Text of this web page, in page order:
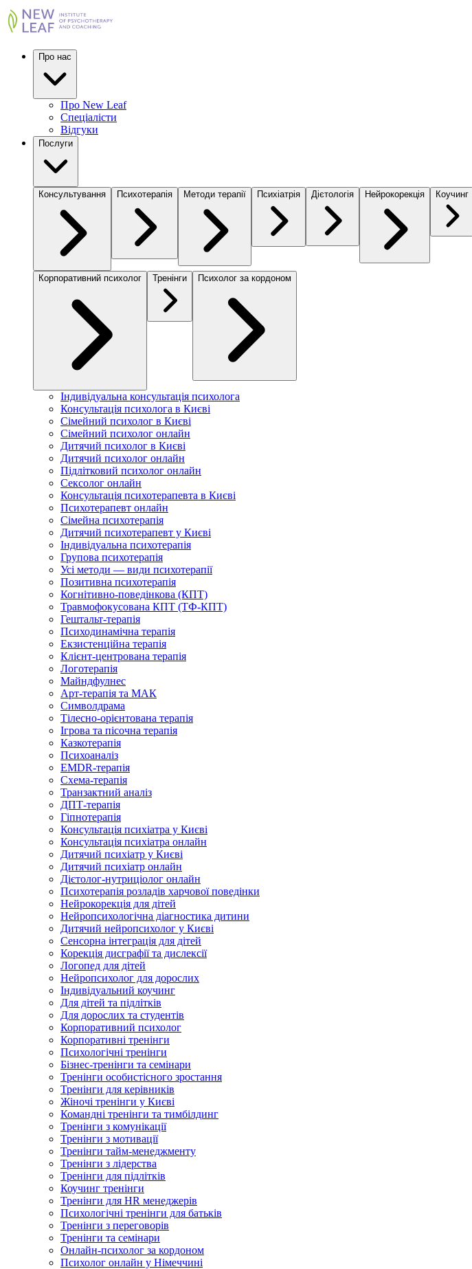
Про нас
Про New Leaf
Спеціалісти
Відгуки
Послуги
Консультування Психотерапія Методи терапії Психіатрія Дієтологія Нейрокорекція Коучинг
Корпоративний психолог Тренінги Психолог за кордоном
Індивідуальна консультація психолога
Консультація психолога в Києві
Сімейний психолог в Києві
Сімейний психолог онлайн
Дитячий психолог в Києві
Дитячий психолог онлайн
Підлітковий психолог онлайн
Сексолог онлайн
Консультація психотерапевта в Києві
Психотерапевт онлайн
Сімейна психотерапія
Дитячий психотерапевт у Києві
Індивідуальна психотерапія
Групова психотерапія
Усі методи — види психотерапії
Позитивна психотерапія
Когнітивно-поведінкова (КПТ)
Травмофокусована КПТ (ТФ-КПТ)
Гештальт-терапія
Психодинамічна терапія
Екзистенційна терапія
Клієнт-центрована терапія
Логотерапія
Майндфулнес
Арт-терапія та МАК
Символдрама
Тілесно-орієнтована терапія
Ігрова та пісочна терапія
Казкотерапія
Психоаналіз
EMDR-терапія
Схема-терапія
Транзактний аналіз
ДПТ-терапія
Гіпнотерапія
Консультація психіатра у Києві
Консультація психіатра онлайн
Дитячий психіатр у Києві
Дитячий психіатр онлайн
Дієтолог-нутриціолог онлайн
Психотерапія розладів харчової поведінки
Нейрокорекція для дітей
Нейропсихологічна діагностика дитини
Дитячий нейропсихолог у Києві
Сенсорна інтеграція для дітей
Корекція дисграфії та дислексії
Логопед для дітей
Нейропсихолог для дорослих
Індивідуальний коучинг
Для дітей та підлітків
Для дорослих та студентів
Корпоративний психолог
Корпоративні тренінги
Психологічні тренінги
Бізнес-тренінги та семінари
Тренінги особистісного зростання
Тренінги для керівників
Жіночі тренінги у Києві
Командні тренінги та тимбілдинг
Тренінги з комунікації
Тренінги з мотивації
Тренінги тайм-менеджменту
Тренінги з лідерства
Тренінги для підлітків
Коучинг тренінги
Тренінги для HR менеджерів
Психологічні тренінги для батьків
Тренінги з переговорів
Тренінги та семінари
Онлайн-психолог за кордоном
Психолог онлайн у Німеччині